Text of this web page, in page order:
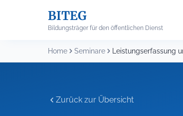
BITEG
Bildungsträger für den öffentlichen Dienst
Home Seminare
Zurück zur Übersicht